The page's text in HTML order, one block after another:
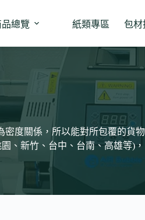
品總覽 紙類專區 包材
密度關係，所以能對所包覆的貨物
、新竹、台中、台南、高雄等)，